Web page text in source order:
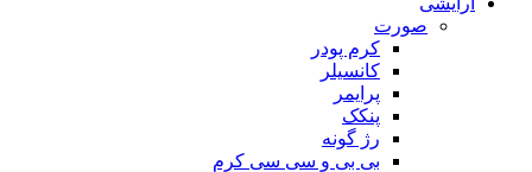
صورت
کرم پودر
کانسیلر
پرایمر
پنکک
رژ گونه
بی بی و سی سی کرم